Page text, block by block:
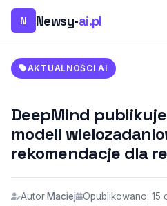
N Newsy-ai.pl
AKTUALNOŚCI AI
DeepMind
modeli
rekomendacje dla
Autor:Maciej
Opublikowano: 15